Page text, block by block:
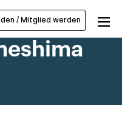
/ Mitglied werden